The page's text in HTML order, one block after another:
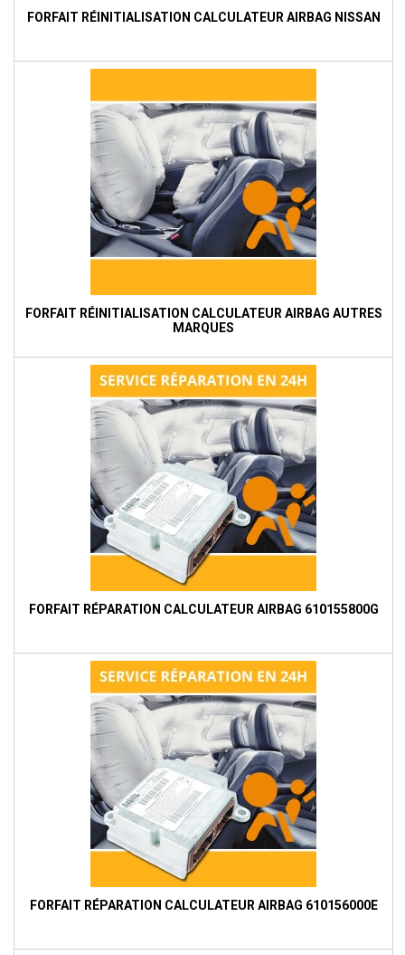
FORFAIT RÉINITIALISATION CALCULATEUR AIRBAG NISSAN
FORFAIT RÉINITIALISATION CALCULATEUR AIRBAG AUTRES
MARQUES
FORFAIT RÉPARATION CALCULATEUR AIRBAG 610155800G
FORFAIT RÉPARATION CALCULATEUR AIRBAG 610156000E